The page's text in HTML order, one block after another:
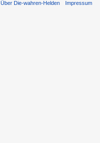
Über Die-wahren-Helden Impressum